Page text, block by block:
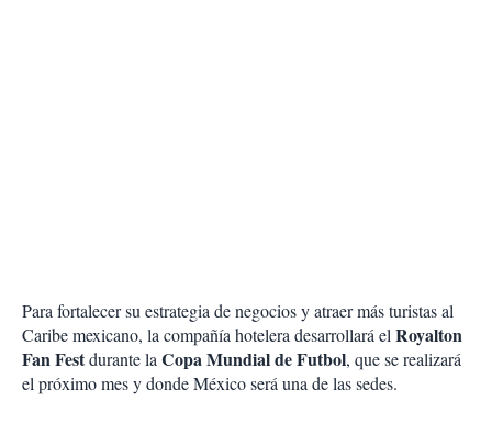
Para fortalecer su estrategia de negocios y atraer más turistas al
Caribe mexicano, la compañía hotelera desarrollará elRoyalton
Fan Festdurante laCopa Mundial de Futbol, que se realizará
el próximo mes y donde México será una de las sedes.